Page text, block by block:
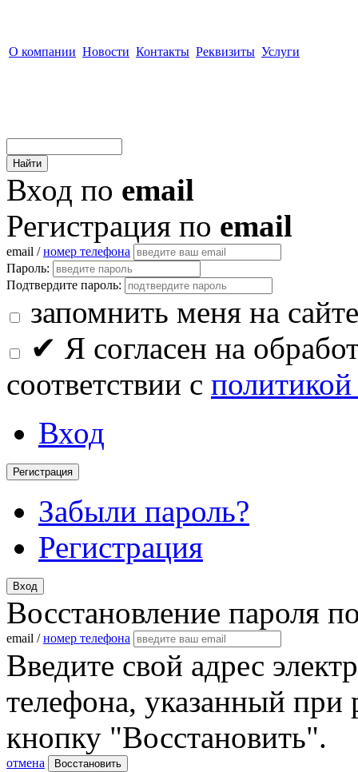
О компании Новости Контакты Реквизиты Услуги
Вход по email
Регистрация по email
email /номер телефона
Пароль:
Подтвердите пароль:
запомнить меня на сайте
✔ Я согласен на
соответствии с
Вход
Регистрация
Забыли пароль?
Регистрация
Вход
Восстановление пароля
email /номер телефона
Введите свой адрес
телефона, указанный при
кнопку "Восстановить".
отмена Восстановить